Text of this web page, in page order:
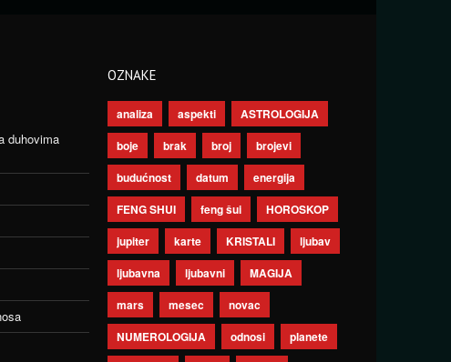
duhovima
OZNAKE
analiza aspekti
ASTROLOGIJA
boje
brak broj
brojevi
budućnost
datum
energija
FENG SHUI
feng šui
HOROSKOP
jupiter
karte KRISTALI
ljubav
ljubavna
ljubavni
MAGIJA
mars
mesec
novac
NUMEROLOGIJA
odnosi
planete